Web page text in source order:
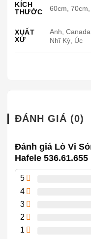
tính năng mới mẻ
Mặt kính thiết kế
CERAN sản xuất tại
cao cấp được làm
lực, chịu nhiệt và
cú sốc nhiệt đột ngột
KÍCH
THƯỚC
60cm,
XUẤT
XỨ
Anh,
Nhĩ Kỳ, Úc
ĐÁNH GIÁ (0)
Đánh giá Lò Vi
Hafele 536.61.655
5
4
3
2
1